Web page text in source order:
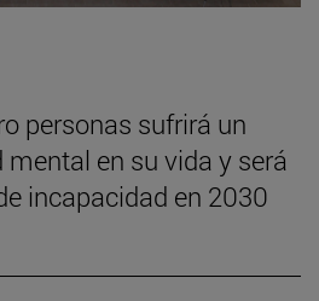
personas sufrirá un
en su vida y será
incapacidad en 2030